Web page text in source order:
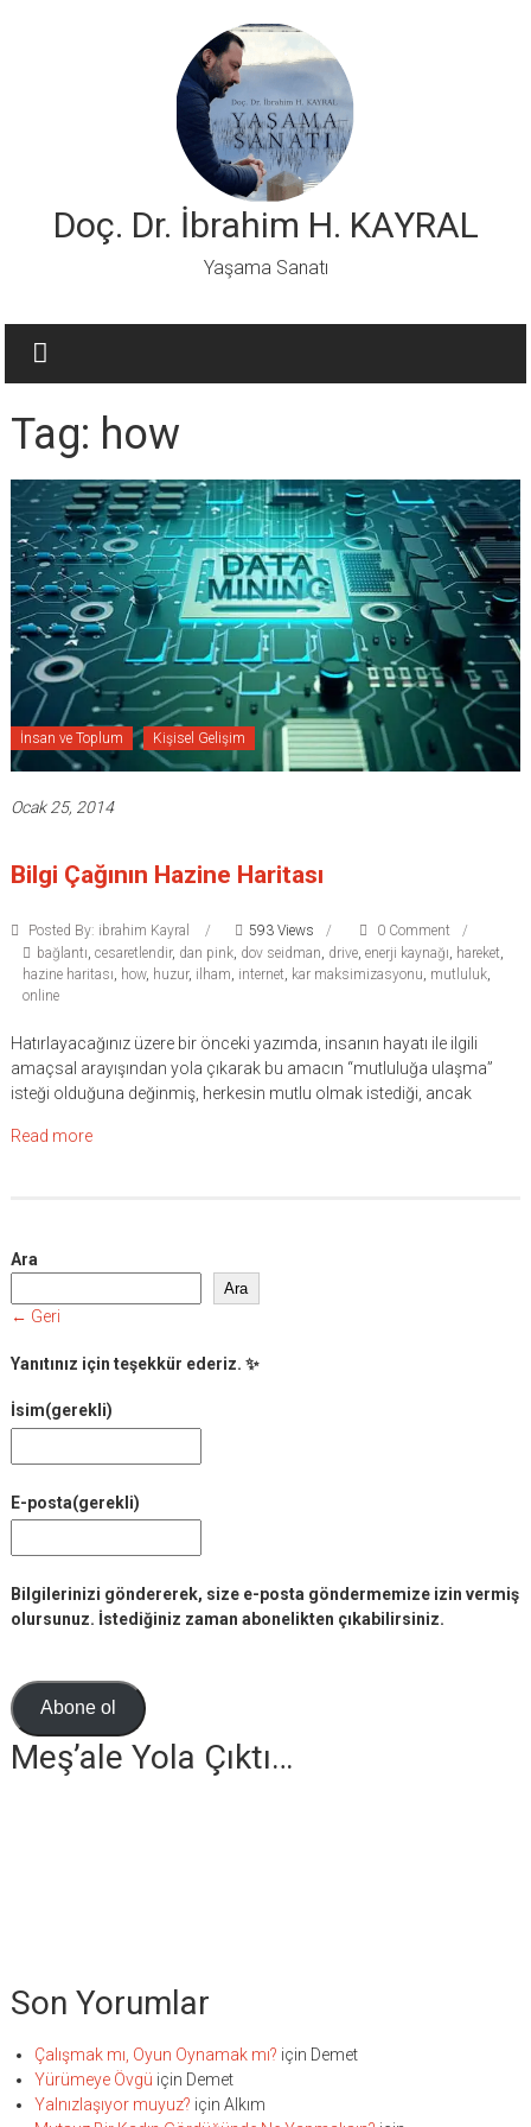
Doç. Dr. İbrahim H. KAYRAL
Yaşama Sanatı
Tag: how
İnsan ve Toplum Kişisel Gelişim
Ocak 25, 2014
Bilgi Çağının Hazine Haritası
Posted By: ibrahim Kayral 593 Views
0 Comment
bağlantı, cesaretlendir, dan pink, dov seidman, drive, enerji kaynağı, hareket,
hazine haritası, how, huzur, ilham, internet, kar maksimizasyonu, mutluluk,
online
Hatırlayacağınız üzere bir önceki yazımda, insanın hayatı ile ilgili
amaçsal arayışından yola çıkarak bu amacın “mutluluğa ulaşma”
isteği olduğuna değinmiş, herkesin mutlu olmak istediği, ancak
Read more
Ara
Ara
← Geri
Yanıtınız için teşekkür ederiz. ✨
İsim(gerekli)
E-posta(gerekli)
Bilgilerinizi göndererek, size e-posta göndermemize izin vermiş
olursunuz. İstediğiniz zaman abonelikten çıkabilirsiniz.
Abone ol
Meş’ale Yola Çıktı…
Son Yorumlar
Çalışmak mı, Oyun Oynamak mı? için Demet
Yürümeye Övgü için Demet
Yalnızlaşıyor muyuz? için Alkım